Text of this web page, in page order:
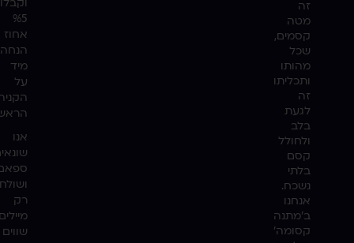
זה
מטה
קסמים,
שכל
מהותו
ותכליתו
זה
לגעת
בלב
ולחולל
קסם
בלתי
נשכח.
אנחנו
ב'מתנה
קסומה'
%5
אחוז
הנחה
מיד
על
אנו
רק
שווים